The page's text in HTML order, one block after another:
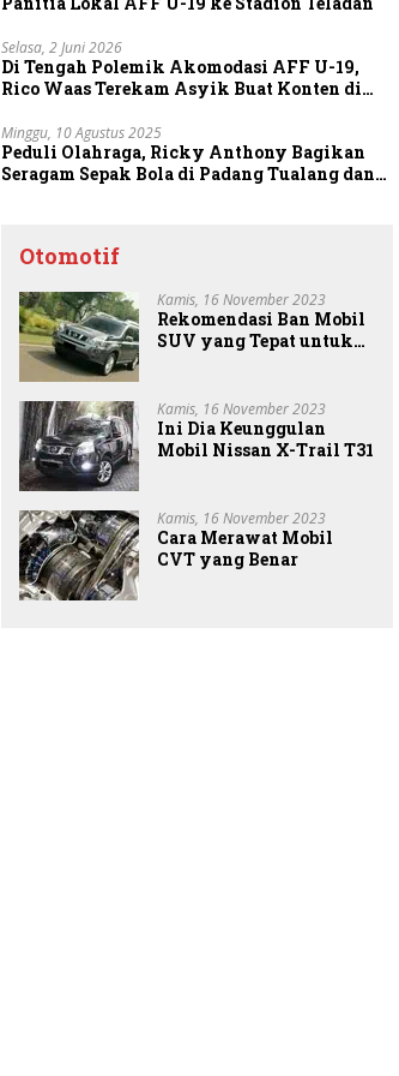
Selasa, 2 Juni 2026
Di Tengah Polemik Akomodasi AFF U-19,
Rico Waas Terekam Asyik Buat Konten di
Minggu, 10 Agustus 2025
Peduli Olahraga, Ricky Anthony Bagikan
Seragam Sepak Bola di Padang Tualang dan
Otomotif
Kamis, 16 November 2023
Rekomendasi Ban Mobil
SUV yang Tepat untuk
Kamis, 16 November 2023
Ini Dia Keunggulan
Mobil Nissan X-Trail T31
Kamis, 16 November 2023
Cara Merawat Mobil
CVT yang Benar